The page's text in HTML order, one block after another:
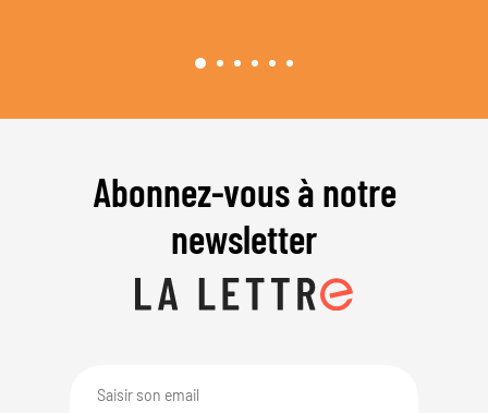
Abonnez-vous à notre
newsletter